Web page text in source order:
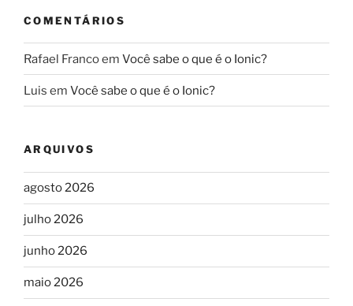
COMENTÁRIOS
Rafael Francoem Você sabe o que é o Ionic?
Luis em Você sabe o que é o Ionic?
ARQUIVOS
agosto 2026
julho 2026
junho 2026
maio 2026